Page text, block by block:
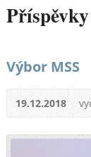
Výbor MSS
19.12.2018